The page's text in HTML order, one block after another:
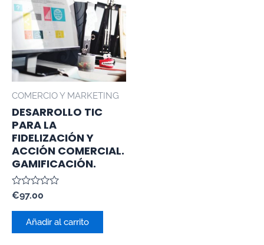
COMERCIO Y MARKETING
DESARROLLO TIC
PARA LA
FIDELIZACIÓN Y
ACCIÓN COMERCIAL.
GAMIFICACIÓN.
Valorado
con
0
€97.00
Añadir al carrito